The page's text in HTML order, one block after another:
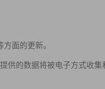
面的更新。
供的数据将被电子方式收